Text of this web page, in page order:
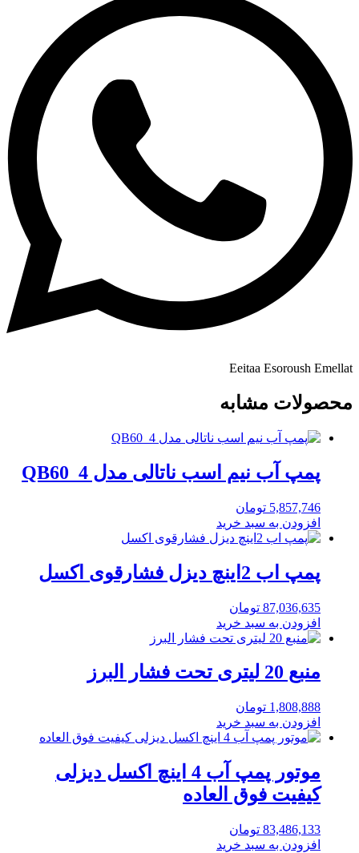
Eeitaa Esoroush Emellat
محصولات مشابه
پمپ آب نیم اسب ناتالی مدل QB60_4
5,857,746 تومان
افزودن به سبد خرید
پمپ اب 2اینچ دیزل فشارقوی اکسل
87,036,635 تومان
افزودن به سبد خرید
منبع 20 لیتری تحت فشار البرز
1,808,888 تومان
افزودن به سبد خرید
موتور پمپ آب 4 اینچ اکسل دیزلی
کیفیت فوق العاده
83,486,133 تومان
افزودن به سبد خرید